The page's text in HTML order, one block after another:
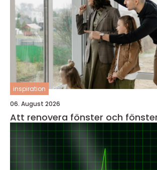
inspiration
06. August 2026
Att renovera fönster och